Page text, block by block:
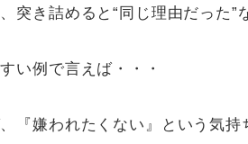
突き詰めると“同じ理由だった
い例で言えば・・・
『嫌われたくない』という気持